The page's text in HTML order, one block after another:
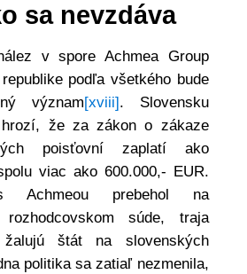
sa nevzdáva
v spore Achmea Group
podľa všetkého bude
význam[xviii]. Slovensku
že za zákon o zákaze
poisťovní zaplatí ako
viac ako 600.000,- EUR.
prebehol na
rozhodcovskom súde, traja
štát na slovenských
politika sa zatiaľ nezmenila,